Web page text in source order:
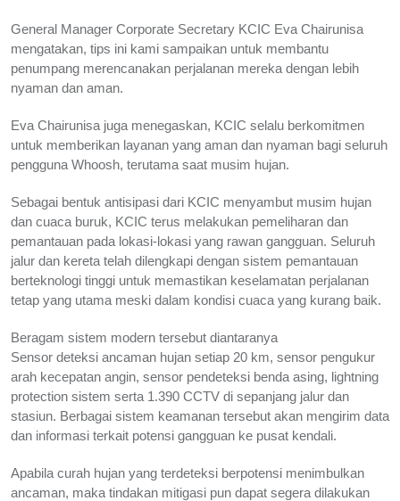
General Manager Corporate Secretary KCIC Eva Chairunisa
mengatakan, tips ini kami sampaikan untuk membantu
penumpang merencanakan perjalanan mereka dengan lebih
nyaman dan aman.
Eva Chairunisa juga menegaskan, KCIC selalu berkomitmen
untuk memberikan layanan yang aman dan nyaman bagi seluruh
pengguna Whoosh, terutama saat musim hujan.
Sebagai bentuk antisipasi dari KCIC menyambut musim hujan
dan cuaca buruk, KCIC terus melakukan pemeliharan dan
pemantauan pada lokasi-lokasi yang rawan gangguan. Seluruh
jalur dan kereta telah dilengkapi dengan sistem pemantauan
berteknologi tinggi untuk memastikan keselamatan perjalanan
tetap yang utama meski dalam kondisi cuaca yang kurang baik.
Beragam sistem modern tersebut diantaranya
Sensor deteksi ancaman hujan setiap 20 km, sensor pengukur
arah kecepatan angin, sensor pendeteksi benda asing, lightning
protection sistem serta 1.390 CCTV di sepanjang jalur dan
stasiun. Berbagai sistem keamanan tersebut akan mengirim data
dan informasi terkait potensi gangguan ke pusat kendali.
Apabila curah hujan yang terdeteksi berpotensi menimbulkan
ancaman, maka tindakan mitigasi pun dapat segera dilakukan